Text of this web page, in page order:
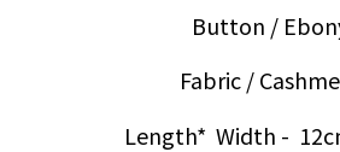
Button /
Fabric /
Length* Width -